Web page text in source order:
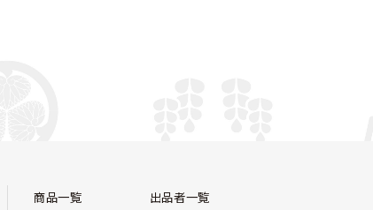
商品一覧
出品者一覧